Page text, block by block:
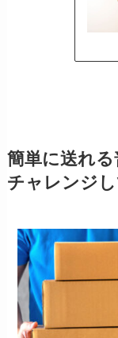
簡単に送れ
チャレンジし